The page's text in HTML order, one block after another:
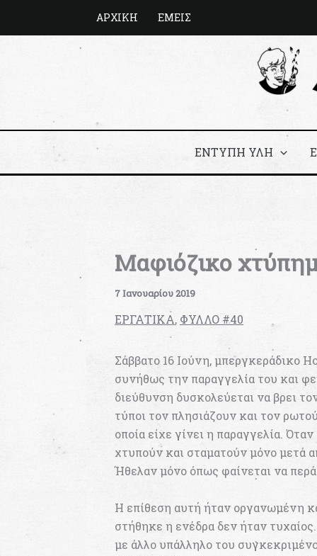
ΑΡΧΙΚΗ ΕΜΕΙΣ
ΕΝΤΥΠΗ ΥΛΗ
Μαφιόζικο
7 Ιανουαρίου 2019
ΕΡΓΑΤΙΚΑ, ΦΥΛΛΟ #40
Σάββατο 16 Ιούνη, μπεργκεράδικο
συνήθως την παραγγελία του και
διεύθυνση δυσκολεύεται να βρει
τύποι τον πλησιάζουν και τον
οποία είχε γίνει η παραγγελία.
χτυπούν και σταματούν μόνο μετά
Ήθελαν μόνο όπως φαίνεται να
Η επίθεση αυτή ήταν οργανωμένη
στήθηκε η ενέδρα δεν ήταν
με άλλο υπάλληλο του